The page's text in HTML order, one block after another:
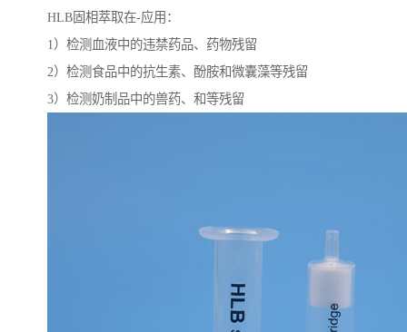
HLB固相萃取在-应用：
1）检测血液中的违禁药品、药物残留
2）检测食品中的抗生素、酚胺和微囊藻等残留
3）检测奶制品中的兽药、和等残留